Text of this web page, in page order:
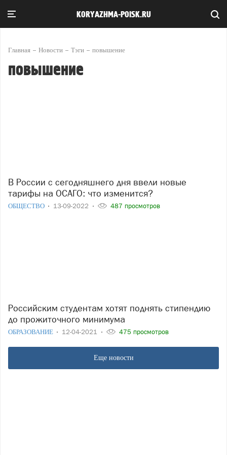
KORYAZHMA-POISK.RU
Главная Новости Тэги повышение
повышение
В России с сегодняшнего дня ввели новые
тарифы на ОСАГО: что изменится?
ОБЩЕСТВО 13-09-2022 487 просмотров
Российским студентам хотят поднять стипендию
до прожиточного минимума
ОБРАЗОВАНИЕ 12-04-2021 475 просмотров
Еще новости